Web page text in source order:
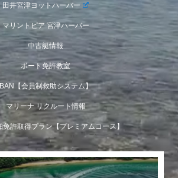
田井宮津ヨットハーバー
マリントピア 宮津ハーバー
中古艇情報
ボート免許教室
BAN【会員制救助システム】
マリーナ リクルート情報
免許取得プラン【プレミアムコース】